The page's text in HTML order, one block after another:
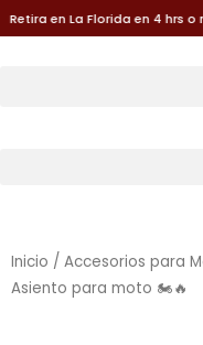
al
en La Florida en 4 hrs o
Inicio / Accesorios para
Asiento para moto 🏍️🔥